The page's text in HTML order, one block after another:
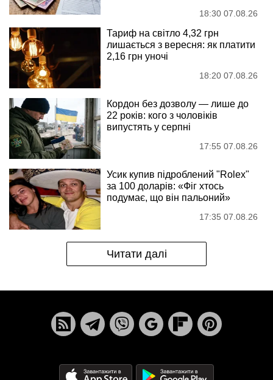
18:30 07.08.26
Тариф на світло 4,32 грн
лишається з вересня: як платити
2,16 грн уночі
18:20 07.08.26
Кордон без дозволу — лише до
22 років: кого з чоловіків
випустять у серпні
17:55 07.08.26
Усик купив підроблений "Rolex"
за 100 доларів: «Фіг хтось
подумає, що він пальоний»
17:35 07.08.26
Читати далі